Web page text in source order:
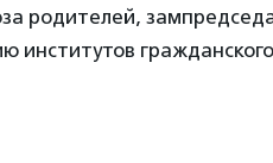
родителей,
институтов